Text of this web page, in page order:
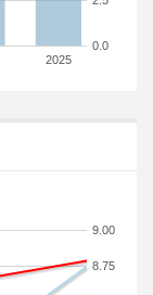
2025
0.0
8.75
9.00